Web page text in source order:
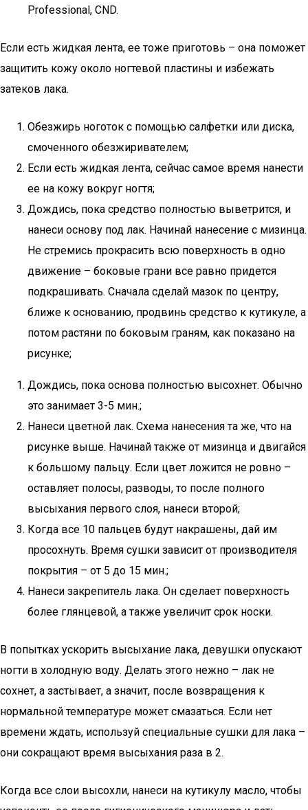
Professional, CND.
Если есть жидкая лента, ее тоже приготовь – она поможет
защитить кожу около ногтевой пластины и избежать
затеков лака.
Обезжирь ноготок с помощью салфетки или диска,
смоченного обезжиривателем;
Если есть жидкая лента, сейчас самое время нанести
ее на кожу вокруг ногтя;
Дождись, пока средство полностью выветрится, и
нанеси основу под лак. Начинай нанесение с мизинца.
Не стремись прокрасить всю поверхность в одно
движение – боковые грани все равно придется
подкрашивать. Сначала сделай мазок по центру,
ближе к основанию, продвинь средство к кутикуле, а
потом растяни по боковым граням, как показано на
рисунке;
Дождись, пока основа полностью высохнет. Обычно
это занимает 3-5 мин.;
Нанеси цветной лак. Схема нанесения та же, что на
рисунке выше. Начинай также от мизинца и двигайся
к большому пальцу. Если цвет ложится не ровно –
оставляет полосы, разводы, то после полного
высыхания первого слоя, нанеси второй;
Когда все 10 пальцев будут накрашены, дай им
просохнуть. Время сушки зависит от производителя
покрытия – от 5 до 15 мин.;
Нанеси закрепитель лака. Он сделает поверхность
более глянцевой, а также увеличит срок носки.
В попытках ускорить высыхание лака, девушки опускают
ногти в холодную воду. Делать этого нежно – лак не
сохнет, а застывает, а значит, после возвращения к
нормальной температуре может смазаться. Если нет
времени ждать, используй специальные сушки для лака –
они сокращают время высыхания раза в 2.
Когда все слои высохли, нанеси на кутикулу масло, чтобы